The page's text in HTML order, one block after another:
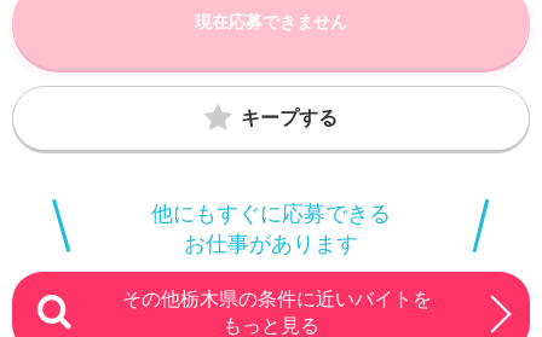
現在応募できません
キープする
他にもすぐに応募できる
お仕事があります
その他栃木県の条件に近いバイトを
もっと見る